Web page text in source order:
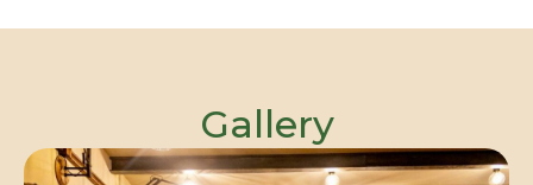
Gallery